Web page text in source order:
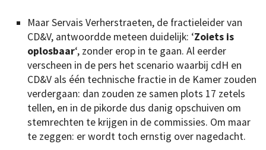
Maar Servais Verherstraeten, de fractieleider van
CD&V, antwoordde meteen duidelijk: ‘Zoiets is
oplosbaar‘, zonder erop in te gaan. Al eerder
verscheen in de pers het scenario waarbij cdH en
CD&V als één technische fractie in de Kamer zouden
verdergaan: dan zouden ze samen plots 17 zetels
tellen, en in de pikorde dus danig opschuiven om
stemrechten te krijgen in de commissies. Om maar
te zeggen: er wordt toch ernstig over nagedacht.